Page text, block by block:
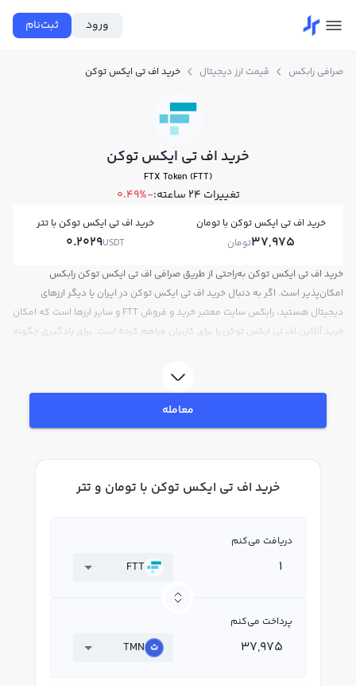
ورود ثبت‌نام
صرافی رابکس قیمت ارز دیجیتال خرید اف تی ایکس توکن
خرید اف تی ایکس توکن
FTX Token (FTT)
تغییرات ۲۴ ساعته: -0.49%
خرید اف تی ایکس توکن با تومان
37,975تومان
خرید اف تی ایکس توکن با تتر
0.2029USDT
خرید اف تی ایکس توکن به‌راحتی از طریق صرافی اف تی ایکس توکن رابکس
امکان‌پذیر است. اگر به دنبال خرید اف تی ایکس توکن در ایران یا دیگر ارزهای
دیجیتال هستید، رابکس سایت معتبر خرید و فروش FTT و سایر ارزها است که امکان
خرید آنلاین اف تی ایکس توکن را برای کاربران فراهم کرده است. برای یادگیری چگونه
بپردازید. در بازار رابکس، قیمت لحظه‌ای، نمودار و امکانات فروش اف تی ایکس توکن
نیز در دسترس شما قرار دارد تا بتوانید تصمیمات بهتری در معاملات خود بگیرید.
معامله
خرید اف تی ایکس توکن با تومان و تتر
دریافت می‌کنم
FTT
پرداخت می‌کنم
TMN